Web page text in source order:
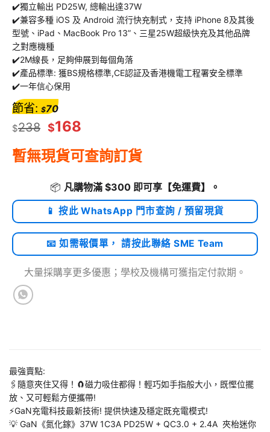
✔️獨立輸出 PD25W, 總輸出達37W
✔️兼容多種 iOS 及 Android 流行快充制式，支持 iPhone 8及其後
型號、iPad、MacBook Pro 13”、三星25W超級快充及其他品牌
之對應機種
✔️2M線長，足夠伸展到每個角落
✔️產品標準: 獲BS規格標準,CE認証及香港機電工程署安全標準
✔️一年信心保用
$238 $168
節省: $70
暫無現貨可查詢訂貨
📦 凡購物滿 $300 即可享 【免運費】 。
📱 按此 WhatsApp 門市查詢 / 預留現貨
📧 如需報價單， 請按此聯絡 SME Team
大量採購享更多優惠；學校及機構可獲指定付款期。
最強賣點:
🖇隨意夾住又得！🧲磁力吸住都得！輕巧如手指般大小，既慳位擺
放、又可輕鬆方便攜帶!
⚡GaN充電科技最新技術! 提供快速及穩定既充電模式!
💡 GaN《氮化鎵》37W 1C3A PD25W + QC3.0 + 2.4A 夾枱迷你